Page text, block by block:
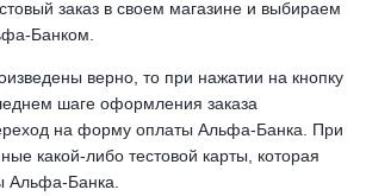
заказ в своем магазине и выбираем
Банком.
верно, то при нажатии на кнопку
шаге оформления заказа
на форму оплаты Альфа-Банка. При
какой-либо тестовой карты, которая
Альфа-Банка.